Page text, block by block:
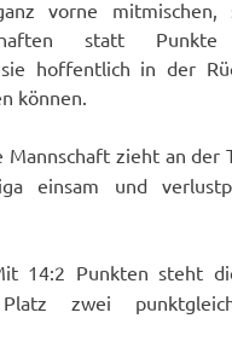
vorne mitmischen,
statt Punkte
hoffentlich in der
können.
Mannschaft zieht an der
einsam und
14:2 Punkten steht
zwei